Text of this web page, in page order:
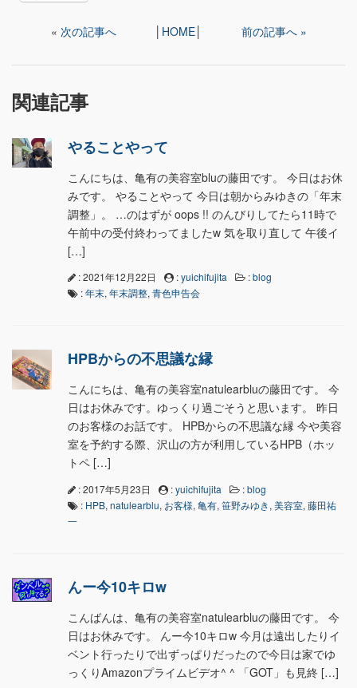
« 次の記事へ │ HOME│ 前の記事へ »
関連記事
やることやって
こんにちは、亀有の美容室bluの藤田です。 今日はお休
みです。 やることやって 今日は朝からみゆきの「年末
調整」。 …のはずが oops !! のんびりしてたら11時で
午前中の受付終わってましたw 気を取り直して 午後イ
[…]
: 2021年12月22日 :yuichifujita :blog
:年末, 年末調整, 青色申告会
HPBからの不思議な縁
こんにちは、亀有の美容室natulearbluの藤田です。 今
日はお休みです。ゆっくり過ごそうと思います。 昨日
のお客様のお話です。 HPBからの不思議な縁 今や美容
室を予約する際、沢山の方が利用しているHPB（ホッ
トペ […]
: 2017年5月23日 :yuichifujita :blog
: HPB, natulearblu, お客様, 亀有, 笹野みゆき, 美容室, 藤田祐
一
んー今10キロw
こんばんは、亀有の美容室natulearbluの藤田です。 今
日はお休みです。 んー今10キロw 今月は遠出したりイ
ベント行ったりで出ずっぱりだったので今日は家でゆ
っくりAmazonプライムビデオ^ ^ 「GOT」も見終 […]